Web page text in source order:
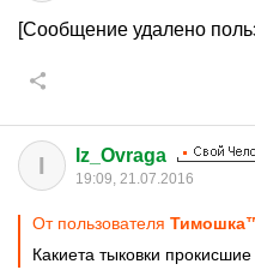
[Сообщение удалено
I Iz_Ovraga
19:09, 21.07.2016
От пользователя
Какиета тыковки